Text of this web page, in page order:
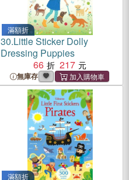
滿額折
30.Little Sticker Dolly
Dressing Puppies
66
217
無庫存
滿額折